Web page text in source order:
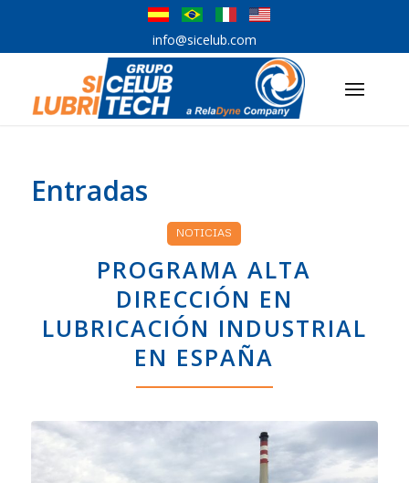
info@sicelub.com
Entradas
NOTICIAS
PROGRAMA ALTA
DIRECCIÓN EN
LUBRICACIÓN INDUSTRIAL
EN ESPAÑA